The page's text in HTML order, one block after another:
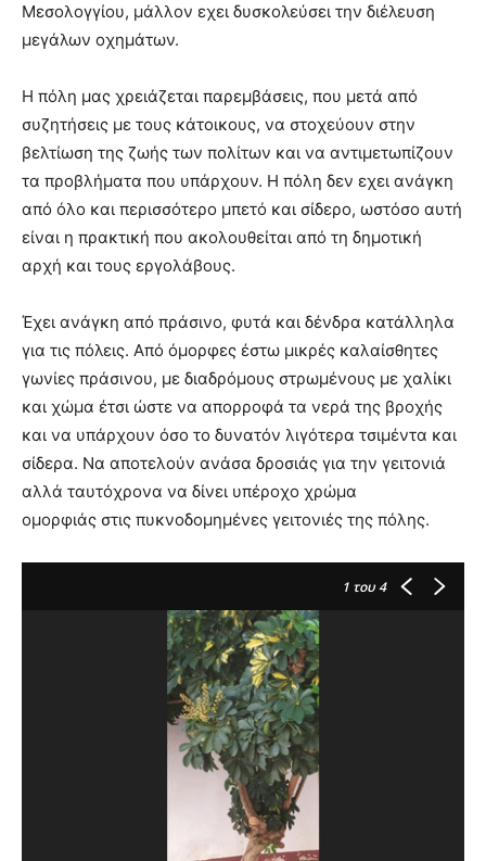
Μεσολογγίου, μάλλον εχει δυσκολεύσει την διέλευση
μεγάλων οχημάτων.
Η πόλη μας χρειάζεται παρεμβάσεις, που μετά από
συζητήσεις με τους κάτοικους, να στοχεύουν στην
βελτίωση της ζωής των πολίτων και να αντιμετωπίζουν
τα προβλήματα που υπάρχουν. Η πόλη δεν εχει ανάγκη
από όλο και περισσότερο μπετό και σίδερο, ωστόσο αυτή
είναι η πρακτική που ακολουθείται από τη δημοτική
αρχή και τους εργολάβους.
Έχει ανάγκη από πράσινο, φυτά και δένδρα κατάλληλα
για τις πόλεις. Από όμορφες έστω μικρές καλαίσθητες
γωνίες πράσινου, με διαδρόμους στρωμένους με χαλίκι
και χώμα έτσι ώστε να απορροφά τα νερά της βροχής
και να υπάρχουν όσο το δυνατόν λιγότερα τσιμέντα και
σίδερα. Να αποτελούν ανάσα δροσιάς για την γειτονιά
αλλά ταυτόχρονα να δίνει υπέροχο χρώμα
ομορφιάς στις πυκνοδομημένες γειτονιές της πόλης.
1 του 4